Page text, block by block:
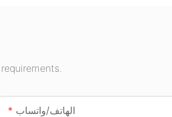
الهاتف/واتساب